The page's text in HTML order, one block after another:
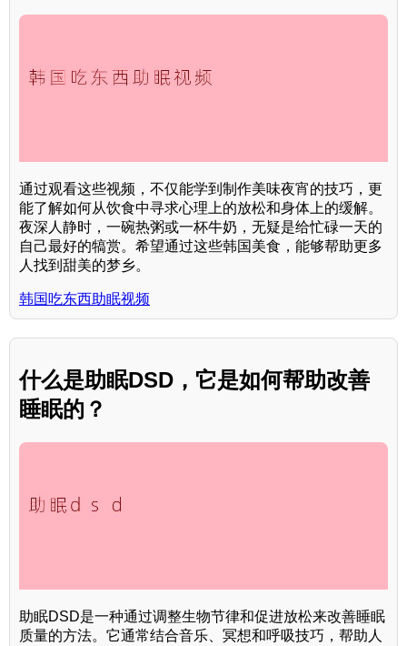
通过观看这些视频，不仅能学到制作美味夜宵的技巧，更
能了解如何从饮食中寻求心理上的放松和身体上的缓解。
夜深人静时，一碗热粥或一杯牛奶，无疑是给忙碌一天的
自己最好的犒赏。希望通过这些韩国美食，能够帮助更多
人找到甜美的梦乡。
韩国吃东西助眠视频
什么是助眠DSD，它是如何帮助改善
睡眠的？
助眠DSD是一种通过调整生物节律和促进放松来改善睡眠
质量的方法。它通常结合音乐、冥想和呼吸技巧，帮助人